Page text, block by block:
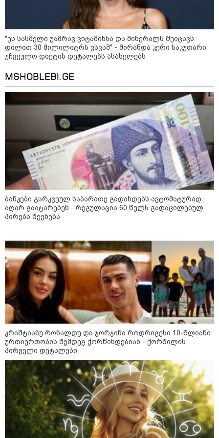
"ქალაქი დავთმე, მაგრამ
ქალურობა - არა. ვერ იჯერებენ
ფერმერი თუ ვარ" - როგორ
ცხოვრობს ახალგაზრდა ქალი,
რომელიც ქალაქიდან სოფლად
გადავიდა და ფერმერი გახდა
ფანატიკურად ვარ შეყვარებული
საქართველოზე" - გაიცანით
მარტინ გუიმჯიანი, ქართულ
ენასა და საქართველოზე
შეყვარებული სომეხი ბიჭი
23:15 / 07-08-2026
ამოუცნობი ანომალიური
მოვლენები - ტრამპის
ადმინისტრაციამ “UFO”- ს
ფაილების მორიგი პაკეტი
გამოაქვეყნა
22:30 / 07-08-2026
ბავშვები აბობოქრებულ ზღვაში
დახრჩობას
კატეგორიის ყველა სიახლე
თქვენი დახვრეტა რაში გვაწყობს,
გუდაუთაში ქართველ ტყვეებში
უნდა გადაგცვალოთ..."
როდის დაიწყო რეალურად
საქართველო-რუსეთის ომი და
მთავარი შეცდომა, რომელიც
საბედისწერო გამოდგა
"ეს სასმელი უამრავ ვიტამინსა და მინერალს შეიცავს.
დილით 30 მილილიტრს ვსვამ" - მირანდა კერი საკუთარი
უჩვეულო დიეტის დეტალებს ასახელებს
MSHOBLEBI.GE
ბანკები გარკვეულ საბარათე გადახდებს ავტომატურად
აღარ გაატარებენ - რეგულაცია 60 წელს გადაცილებულ
პირებს შეეხება
კრიშტიანუ რონალდუ და ჯორჯინა როდრიგესი 10-წლიანი
ურთიერთობის შემდეგ ქორწინდებიან - ქორწილის
პირველი დეტალები